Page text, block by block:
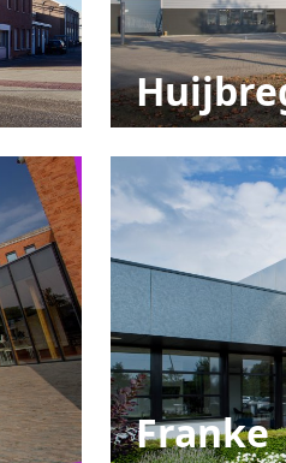
Franke